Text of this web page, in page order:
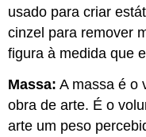
usado para criar
cinzel para remover
figura à medida que
Massa: A massa é o
obra de arte. É o
arte um peso